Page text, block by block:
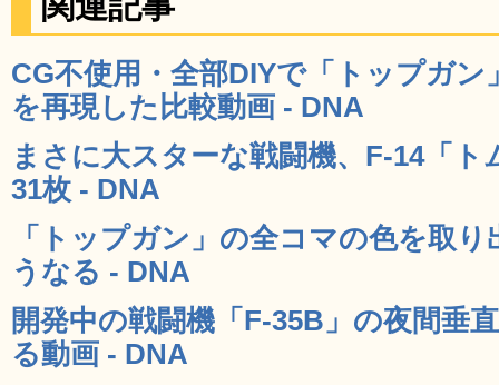
CG不使用・全部DIYで「トップガ
を再現した比較動画 - DNA
まさに大スターな戦闘機、F-14「
31枚 - DNA
「トップガン」の全コマの色を取
うなる - DNA
開発中の戦闘機「F-35B」の夜間垂
る動画 - DNA